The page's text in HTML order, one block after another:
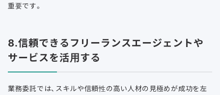
重要です。
8.信頼できるフリーランスエージェントや
サービスを活用する
業務委託では、スキルや信頼性の高い人材の見極めが成功を左